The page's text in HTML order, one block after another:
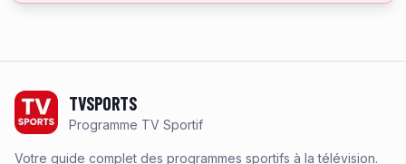
TVSPORTS
Programme TV Sportif
Votre guide complet des programmes sportifs à la télévision.